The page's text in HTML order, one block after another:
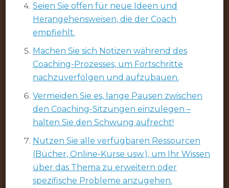
Seien Sie offen für neue Ideen und
Herangehensweisen, die der Coach
empfiehlt.
Machen Sie sich Notizen während des
Coaching-Prozesses, um Fortschritte
nachzuverfolgen und aufzubauen.
Vermeiden Sie es, lange Pausen zwischen
den Coaching-Sitzungen einzulegen –
halten Sie den Schwung aufrecht!
Nutzen Sie alle verfügbaren Ressourcen
(Bücher, Online-Kurse usw.), um Ihr Wissen
über das Thema zu erweitern oder
spezifische Probleme anzugehen.